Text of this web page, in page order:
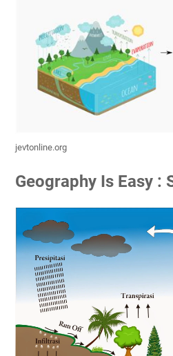
jevtonline.org
Geography Is Easy :